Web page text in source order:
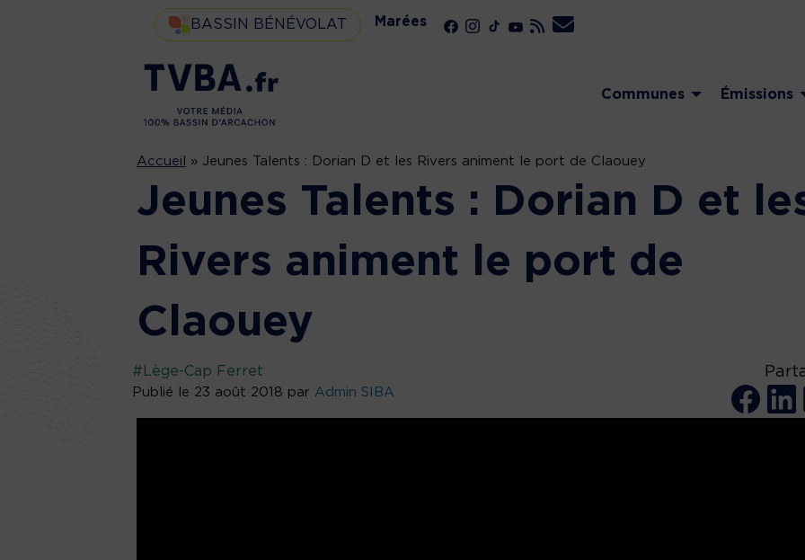
BASSIN BÉNÉVOLAT Marées
Communes Émissions
Accueil » Jeunes Talents : Dorian D et les Rivers animent le port de Claouey
Jeunes Talents : Dorian D et
Rivers animent le port de
Claouey
#Lège-Cap Ferret
Publié le 23 août 2018 par Admin SIBA